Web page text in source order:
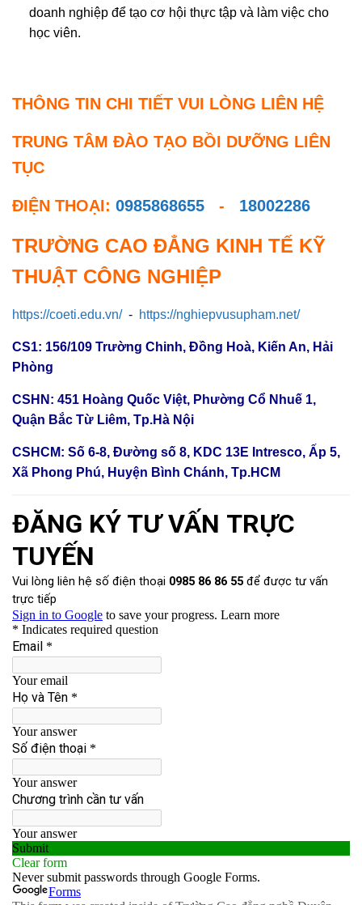
doanh nghiệp để tạo cơ hội thực tập và làm việc cho
học viên.
THÔNG TIN CHI TIẾT VUI LÒNG LIÊN HỆ
TRUNG TÂM ĐÀO TẠO BỒI DƯỠNG LIÊN
TỤC
ĐIỆN THOẠI: 0985868655 - 18002286
TRƯỜNG CAO ĐẲNG KINH TẾ KỸ
THUẬT CÔNG NGHIỆP
https://coeti.edu.vn/- https://nghiepvusupham.net/
CS1: 156/109 Trường Chinh, Đồng Hoà, Kiến An, Hải
Phòng
CSHN: 451 Hoàng Quốc Việt, Phường Cổ Nhuế 1,
Quận Bắc Từ Liêm, Tp.Hà Nội
CSHCM: Số 6-8, Đường số 8, KDC 13E Intresco, Ấp 5,
Xã Phong Phú, Huyện Bình Chánh, Tp.HCM